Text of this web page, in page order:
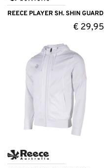
REECE PLAYER SH. SHIN GUARD
€29,95